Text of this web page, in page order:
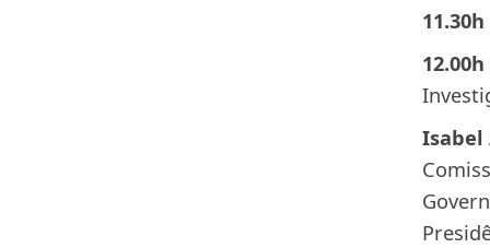
11.30h
12.00h
Isabel